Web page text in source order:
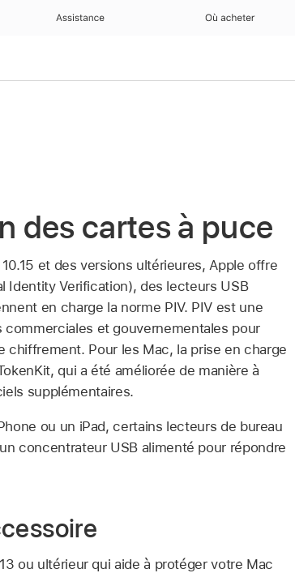
Assistance Où acheter
des cartes à puce
et des versions ultérieures, Apple offre
Identity Verification), des lecteurs USB
en charge la norme PIV. PIV est une
et gouvernementales pour
chiffrement. Pour les Mac, la prise en charge
qui a été améliorée de manière à
supplémentaires.
ou un iPad, certains lecteurs de bureau
concentrateur USB alimenté pour répondre
ou ultérieur qui aide à protéger votre Mac